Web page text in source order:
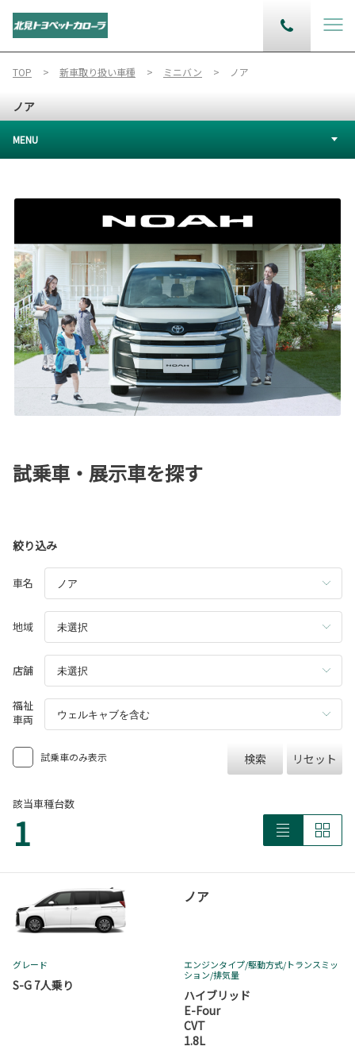
TOP 新車取り扱い車種 ミニバン ノア
ノア
MENU
試乗車・展示車を探す
絞り込み
車名
地域
店舗
福祉
車両
試乗車のみ表示 検索 リセット
該当車種台数
1
ノア
グレード
S-G 7人乗り
エンジンタイプ/駆動方式/トランスミッ
ション/排気量
ハイブリッド
E-Four
CVT
1.8L